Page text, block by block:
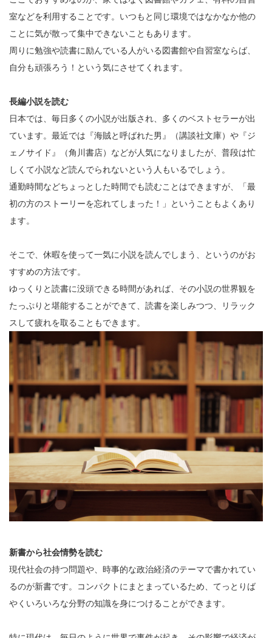
室などを利用することです。いつもと同じ環境ではなかなか他の
ことに気が散って集中できないこともあります。
周りに勉強や読書に励んでいる人がいる図書館や自習室ならば、
自分も頑張ろう！という気にさせてくれます。
長編小説を読む
日本では、毎日多くの小説が出版され、多くのベストセラーが出
ています。最近では『海賊と呼ばれた男』（講談社文庫）や『ジ
ェノサイド』（角川書店）などが人気になりましたが、普段は忙
しくて小説など読んでられないという人もいるでしょう。
通勤時間などちょっとした時間でも読むことはできますが、「最
初の方のストーリーを忘れてしまった！」ということもよくあり
ます。
そこで、休暇を使って一気に小説を読んでしまう、というのがお
すすめの方法です。
ゆっくりと読書に没頭できる時間があれば、その小説の世界観を
たっぷりと堪能することができて、読書を楽しみつつ、リラック
スして疲れを取ることもできます。
新書から社会情勢を読む
現代社会の持つ問題や、時事的な政治経済のテーマで書かれてい
るのが新書です。コンパクトにまとまっているため、てっとりば
やくいろいろな分野の知識を身につけることができます。